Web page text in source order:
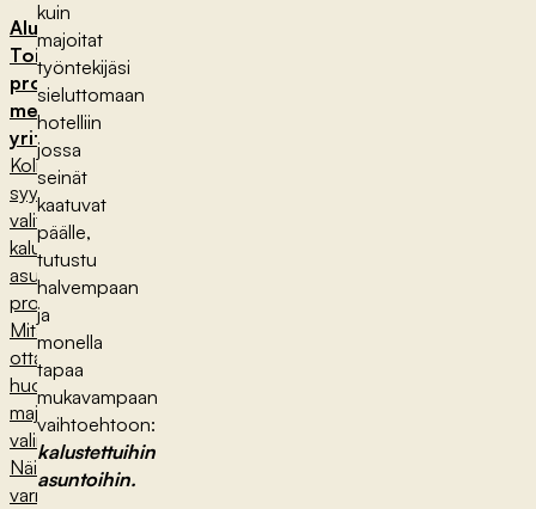
Aluksi:
Toimivan
projektimajotuksen
merkitys
yritykselle
Kolme
syytä
valita
kalustettu
asunto
projektimajoitukseen
Mitä
ottaa
huomioon
majoituksen
valinnassa?
Näin
varmistat
kuin
majoitat
työntekijäsi
sieluttomaan
hotelliin
jossa
seinät
kaatuvat
päälle,
tutustu
halvempaan
ja
monella
tapaa
mukavampaan
vaihtoehtoon:
kalustettuihin
asuntoihin.